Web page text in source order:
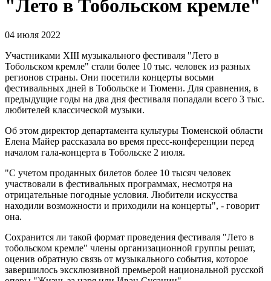
"Лето в Тобольском кремле"
04 июля 2022
Участниками XIII музыкального фестиваля "Лето в
Тобольском кремле" стали более 10 тыс. человек из разных
регионов страны. Они посетили концерты восьми
фестивальных дней в Тобольске и Тюмени. Для сравнения, в
предыдущие годы на два дня фестиваля попадали всего 3 тыс.
любителей классической музыки.
Об этом директор департамента культуры Тюменской области
Елена Майер рассказала во время пресс-конференции перед
началом гала-концерта в Тобольске 2 июля.
"С учетом проданных билетов более 10 тысяч человек
участвовали в фестивальных программах, несмотря на
отрицательные погодные условия. Любители искусства
находили возможности и приходили на концерты", - говорит
она.
Сохранится ли такой формат проведения фестиваля "Лето в
тобольском кремле" члены организационной группы решат,
оценив обратную связь от музыкального события, которое
завершилось эксклюзивной премьерой национальной русской